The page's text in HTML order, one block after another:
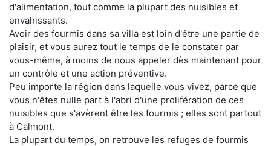
d'alimentation, tout comme la plupart des nuisibles et
envahissants.
Avoir des fourmis dans sa villa est loin d'être une partie de
plaisir, et vous aurez tout le temps de le constater par
vous-même, à moins de nous appeler dès maintenant pour
un contrôle et une action préventive.
Peu importe la région dans laquelle vous vivez, parce que
vous n'êtes nulle part à l'abri d'une prolifération de ces
nuisibles que s'avèrent être les fourmis ; elles sont partout
à Calmont.
La plupart du temps, on retrouve les refuges de fourmis